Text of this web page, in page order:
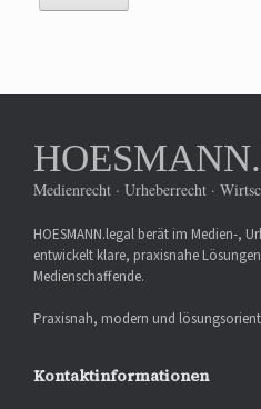
Medienrecht · Urheberrecht ·
HOESMANN.legal berät im Medien-,
entwickelt klare, praxisnahe
Medienschaffende.
Praxisnah, modern und
Kontaktinformationen